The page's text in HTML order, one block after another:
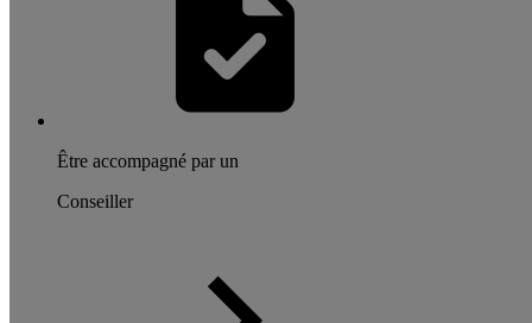
Être accompagné par un
Conseiller